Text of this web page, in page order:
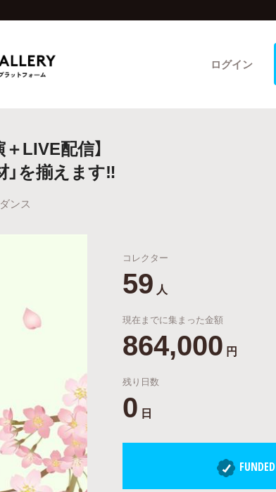
ログイン
終了間近のプロジェクト
が大きいプロジェクト
LIVE配信】
」を揃えます‼
ンス
コレクター
59 人
現在までに集まった金額
864,000 円
残り日数
0 日
FUNDED